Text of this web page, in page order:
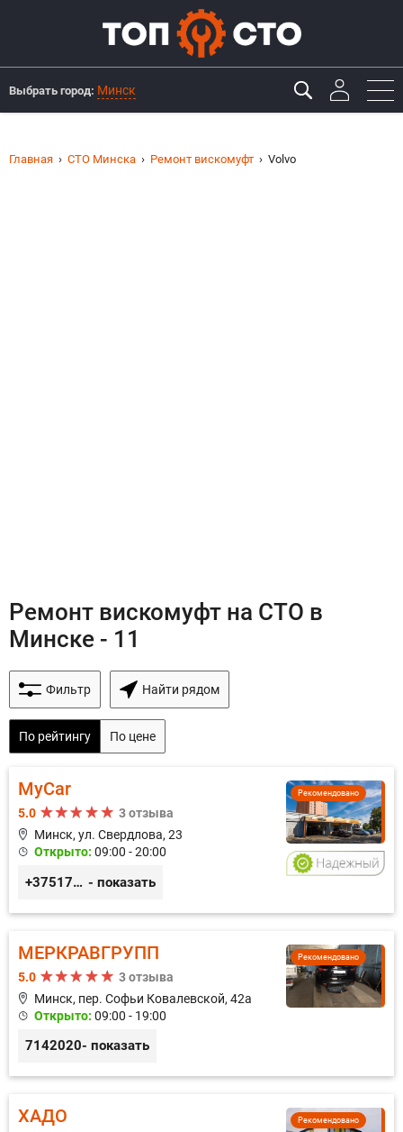
Выбрать город: Минск
Главная СТО Минска Ремонт вискомуфт Volvo
Ремонт вискомуфт на СТО в
Минске - 11
Фильтр Найти рядом
По рейтингу По цене
Рекомендовано
MyCar
5.0
3 отзыва
Минск, ул. Свердлова, 23
Открыто: 09:00 - 20:00
+375173212443 - показать
Рекомендовано
МЕРКРАВГРУПП
5.0
3 отзыва
Минск, пер. Софьи Ковалевской, 42а
Открыто: 09:00 - 19:00
7142020- показать
Рекомендовано
ХАДО